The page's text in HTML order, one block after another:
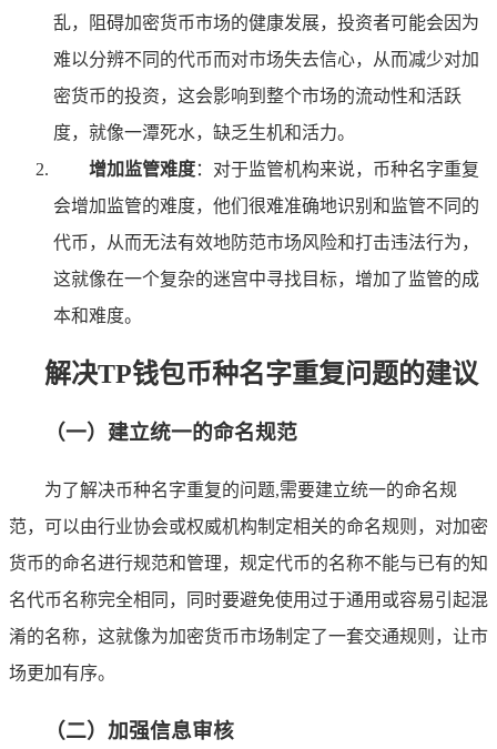
乱，阻碍加密货币市场的健康发展，投资者可能会因为
难以分辨不同的代币而对市场失去信心，从而减少对加
密货币的投资，这会影响到整个市场的流动性和活跃
度，就像一潭死水，缺乏生机和活力。
增加监管难度：对于监管机构来说，币种名字重复
会增加监管的难度，他们很难准确地识别和监管不同的
代币，从而无法有效地防范市场风险和打击违法行为，
这就像在一个复杂的迷宫中寻找目标，增加了监管的成
本和难度。
解决TP钱包币种名字重复问题的建议
（一）建立统一的命名规范
为了解决币种名字重复的问题,需要建立统一的命名规
范，可以由行业协会或权威机构制定相关的命名规则，对加密
货币的命名进行规范和管理，规定代币的名称不能与已有的知
名代币名称完全相同，同时要避免使用过于通用或容易引起混
淆的名称，这就像为加密货币市场制定了一套交通规则，让市
场更加有序。
（二）加强信息审核